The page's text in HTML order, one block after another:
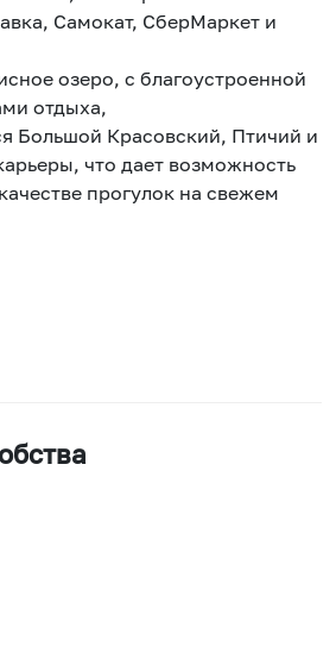
Самокат, СберМаркет и
озеро, с благоустроенной
отдыха,
Большой Красовский, Птичий и
что дает возможность
прогулок на свежем